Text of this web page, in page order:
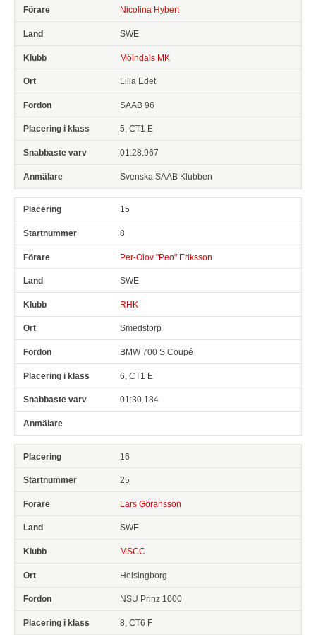
Nicolina Hybert
SWE
Mölndals MK
Lilla Edet
SAAB 96
5, CT1 E
01:28.967
Svenska SAAB Klubben
15
8
Per-Olov "Peo" Eriksson
SWE
RHK
Smedstorp
BMW 700 S Coupé
6, CT1 E
01:30.184
16
25
Lars Göransson
SWE
MSCC
Helsingborg
NSU Prinz 1000
8, CT6 F